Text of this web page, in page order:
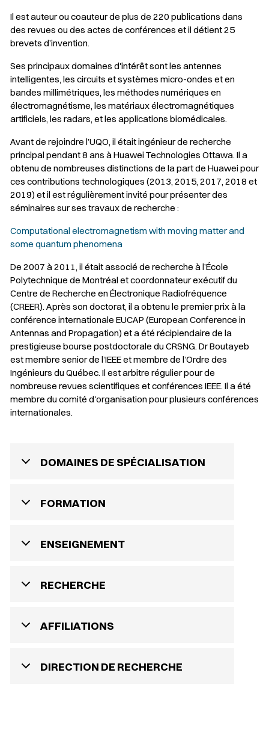
Il est auteur ou coauteur de plus de 220 publications dans
des revues ou des actes de conférences et il détient 25
brevets d’invention.
Ses principaux domaines d'intérêt sont les antennes
intelligentes, les circuits et systèmes micro-ondes et en
bandes millimétriques, les méthodes numériques en
électromagnétisme, les matériaux électromagnétiques
artificiels, les radars, et les applications biomédicales.
Avant de rejoindre l’UQO, il était ingénieur de recherche
principal pendant 8 ans à Huawei Technologies Ottawa. Il a
obtenu de nombreuses distinctions de la part de Huawei pour
ces contributions technologiques (2013, 2015, 2017, 2018 et
2019) et il est régulièrement invité pour présenter des
séminaires sur ses travaux de recherche :
Computational electromagnetism with moving matter and
some quantum phenomena
De 2007 à 2011, il était associé de recherche à l’École
Polytechnique de Montréal et coordonnateur exécutif du
Centre de Recherche en Électronique Radiofréquence
(CREER). Après son doctorat, il a obtenu le premier prix à la
conférence internationale EUCAP (European Conference in
Antennas and Propagation) et a été récipiendaire de la
prestigieuse bourse postdoctorale du CRSNG. Dr Boutayeb
est membre senior de l’IEEE et membre de l’Ordre des
Ingénieurs du Québec. Il est arbitre régulier pour de
nombreuse revues scientifiques et conférences IEEE. Il a été
membre du comité d'organisation pour plusieurs conférences
internationales.
DOMAINES DE SPÉCIALISATION
FORMATION
ENSEIGNEMENT
RECHERCHE
AFFILIATIONS
DIRECTION DE RECHERCHE